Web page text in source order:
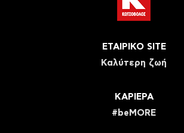
ΕΤΑΙΡΙΚΟ SITE
Καλύτερη ζωή
ΚΑΡΙΕΡΑ
#beMORE